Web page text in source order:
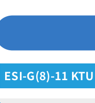
ESI-G(8)-11